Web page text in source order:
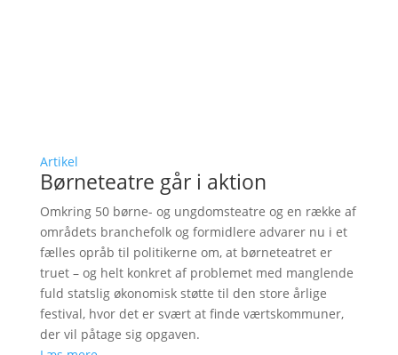
Artikel
Børneteatre går i aktion
Omkring 50 børne- og ungdomsteatre og en række af
områdets branchefolk og formidlere advarer nu i et
fælles opråb til politikerne om, at børneteatret er
truet – og helt konkret af problemet med manglende
fuld statslig økonomisk støtte til den store årlige
festival, hvor det er svært at finde værtskommuner,
der vil påtage sig opgaven.